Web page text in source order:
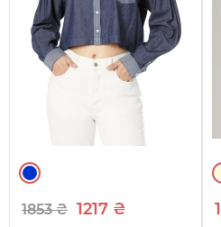
1853 ₴ 1217 ₴